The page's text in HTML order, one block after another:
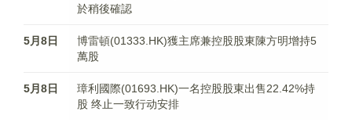
於稍後確認
5月8日
博雷頓(01333.HK)獲主席兼控股股東陳方明增持5
萬股
5月8日
璋利國際(01693.HK)一名控股股東出售22.42%持
股 终止一致行动安排